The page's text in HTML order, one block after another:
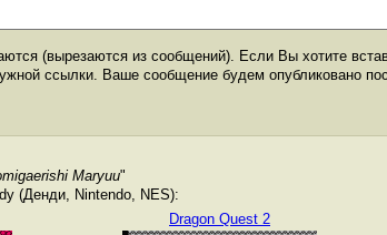
(вырезаются из сообщений). Если Вы хотите
ссылки. Ваше сообщение будем опубликовано
Maryuu"
(Денди, Nintendo, NES):
Dragon Quest 2